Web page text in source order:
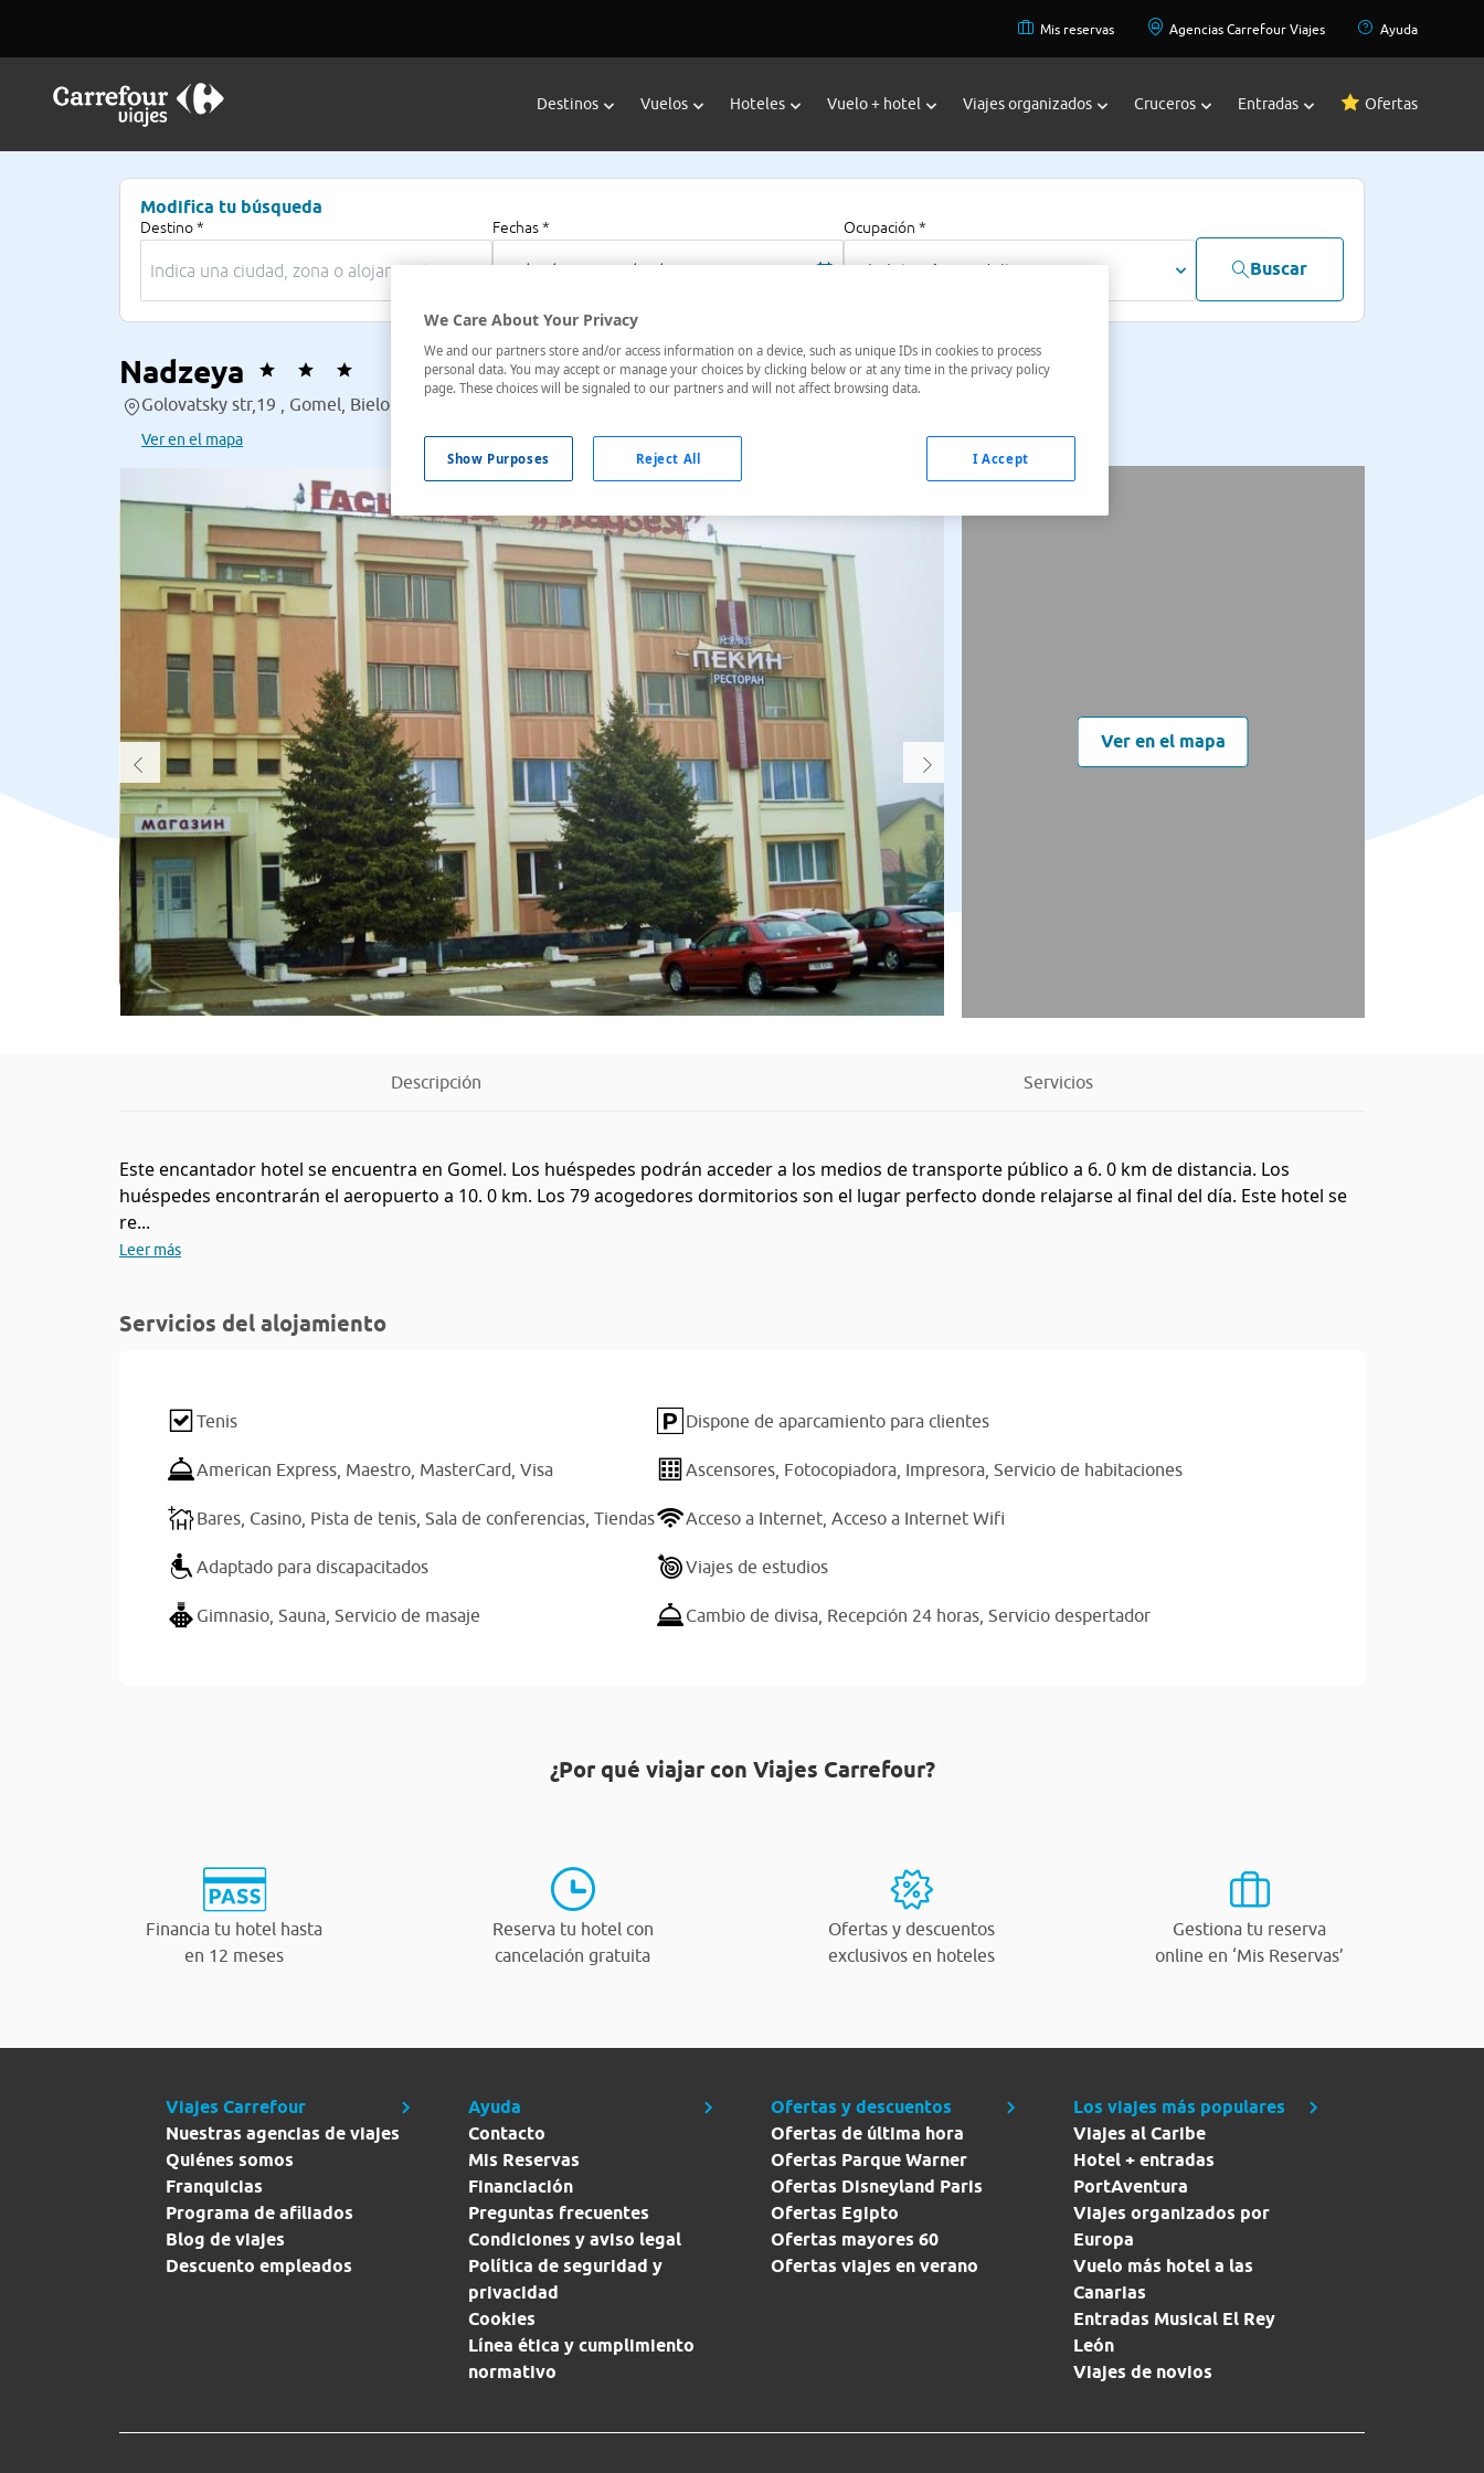
Mis reservas Agencias Carrefour Viajes Ayuda
Destinos Vuelos Hoteles Vuelo + hotel Viajes organizados Cruceros Entradas Ofertas
Modifica tu búsqueda
Destino * Fechas *
08/08/2026 - 08/08/2027
Ocupación *
1 habitación, 2 adultos Buscar
Nadzeya
Golovatsky str,19 , Gomel, Bielorrusia
Ver en el mapa
Ver en el mapa
Descripción Servicios
Este encantador hotel se encuentra en Gomel. Los huéspedes podrán acceder a los medios de transporte público a 6. 0 km de distancia. Los
huéspedes encontrarán el aeropuerto a 10. 0 km. Los 79 acogedores dormitorios son el lugar perfecto donde relajarse al final del día. Este hotel se
re...
Leer más
Servicios del alojamiento
Tenis
American Express, Maestro, MasterCard, Visa
Bares, Casino, Pista de tenis, Sala de conferencias, Tiendas
Adaptado para discapacitados
Gimnasio, Sauna, Servicio de masaje
Dispone de aparcamiento para clientes
Ascensores, Fotocopiadora, Impresora, Servicio de habitaciones
Acceso a Internet, Acceso a Internet Wifi
Viajes de estudios
Cambio de divisa, Recepción 24 horas, Servicio despertador
¿Por qué viajar con Viajes Carrefour?
Financia tu hotel hasta
en 12 meses
Reserva tu hotel con
cancelación gratuita
Ofertas y descuentos
exclusivos en hoteles
Gestiona tu reserva
online en ‘Mis Reservas’
Viajes Carrefour
Nuestras agencias de viajes
Quiénes somos
Franquicias
Programa de afiliados
Blog de viajes
Descuento empleados
Ayuda
Contacto
Mis Reservas
Financiación
Preguntas frecuentes
Condiciones y aviso legal
Política de seguridad y
privacidad
Cookies
Línea ética y cumplimiento
normativo
Ofertas y descuentos
Ofertas de última hora
Ofertas Parque Warner
Ofertas Disneyland Paris
Ofertas Egipto
Ofertas mayores 60
Ofertas viajes en verano
Los viajes más populares
Viajes al Caribe
Hotel + entradas
PortAventura
Viajes organizados por
Europa
Vuelo más hotel a las
Canarias
Entradas Musical El Rey
León
Viajes de novios
We Care About Your Privacy
We and our partners store and/or access information on a device, such as unique IDs in cookies to process
personal data. You may accept or manage your choices by clicking below or at any time in the privacy policy
page. These choices will be signaled to our partners and will not affect browsing data.
Show Purposes Reject All I Accept